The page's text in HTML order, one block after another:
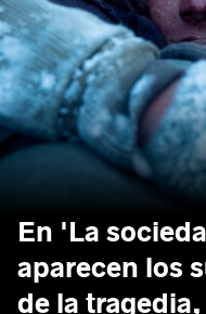
En 'La
aparecen los
de la